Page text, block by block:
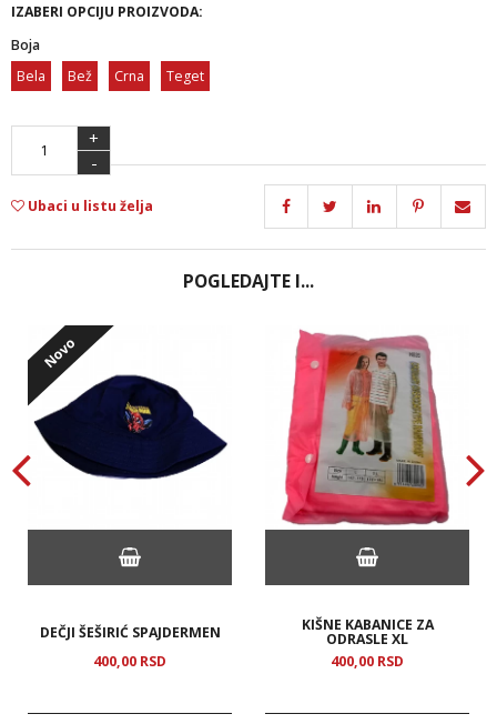
IZABERI OPCIJU PROIZVODA:
Boja
Bela
Bež Crna Teget
+
-
Ubaci u listu želja
POGLEDAJTE I...
Novo
DEČJI ŠEŠIRIĆ SPAJDERMEN
400,00 RSD
KIŠNE KABANICE ZA
ODRASLE XL
400,00 RSD